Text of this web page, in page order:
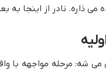
می ذاره. نادر از اینجا به
می شه: مرحله مواجهه با